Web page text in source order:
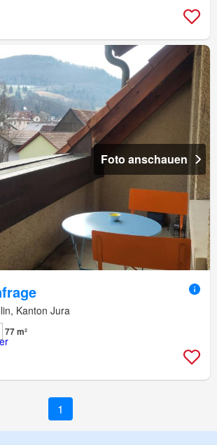
Foto anschauen
Kanton Jura
77 m²
1